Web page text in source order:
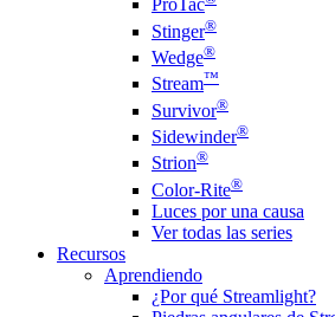
ProTac
Stinger®
Wedge®
Stream™
Survivor®
Sidewinder®
Strion®
Color-Rite®
Luces por una causa
Ver todas las series
Recursos
Aprendiendo
¿Por qué Streamlight?